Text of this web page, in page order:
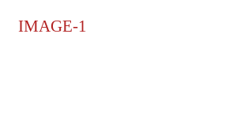
IMAGE-1